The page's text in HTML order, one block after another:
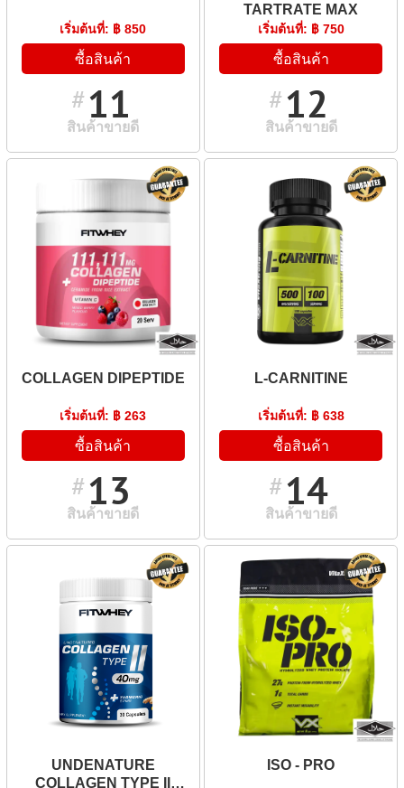
เริ่มต้นที่: ฿ 850
ซื้อสินค้า
#11
สินค้าขายดี
TARTRATE MAX
เริ่มต้นที่: ฿ 750
ซื้อสินค้า
#12
สินค้าขายดี
COLLAGEN DIPEPTIDE
เริ่มต้นที่: ฿ 263
ซื้อสินค้า
#13
สินค้าขายดี
L-CARNITINE
เริ่มต้นที่: ฿ 638
ซื้อสินค้า
#14
สินค้าขายดี
UNDENATURE
COLLAGEN TYPE II
ISO - PRO